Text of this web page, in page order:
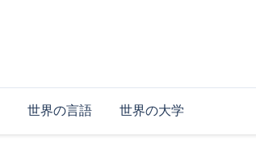
世界の言語 世界の大学